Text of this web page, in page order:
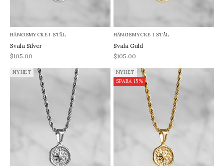
HÄNGSMYCKE I STÅL
Svala Silver
REA-pris
$105.00
HÄNGSMYCKE I STÅL
Svala Guld
REA-pris
$105.00
NYHET
NYHET
SPARA 15%